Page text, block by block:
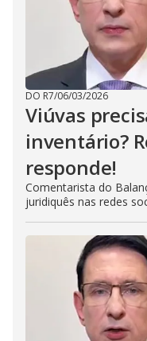
DO R7/06/03/2026
Viúvas
inventário?
responde!
Comentarista do
juridiquês nas redes